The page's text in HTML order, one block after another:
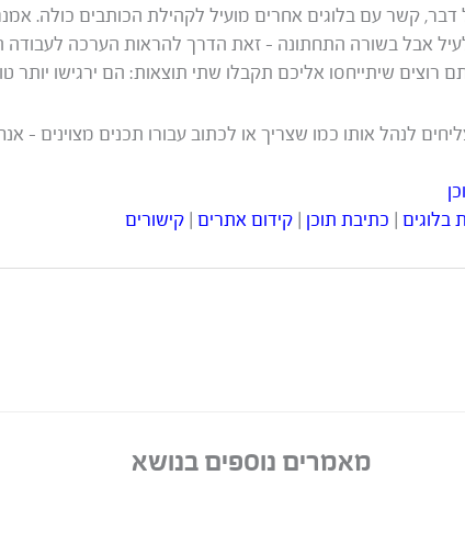
דבר, קשר עם בלוגים אחרים מועיל לקהילת הכותבים כולה.
אבל בשורה התחתונה – זאת הדרך להראות הערכה
שיתייחסו אליכם תקבלו שתי תוצאות: הם ירגישו יותר
לנהל אותו כמו שצריך או לכתוב עבורו תכנים מצוינים –
בלוגים | כתיבת תוכן | קידום אתרים | קישורים
מאמרים נוספים בנושא